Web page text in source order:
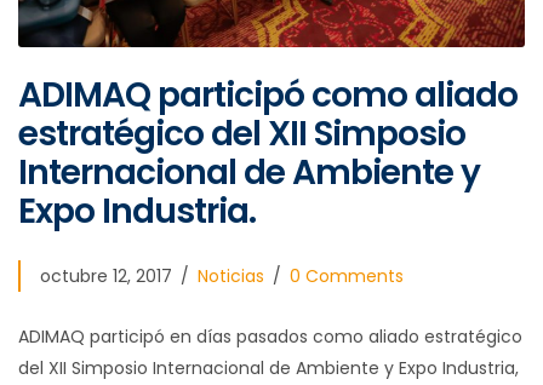
ADIMAQ participó como aliado
estratégico del XII Simposio
Internacional de Ambiente y
Expo Industria.
octubre 12, 2017 Noticias 0 Comments
ADIMAQ participó en días pasados como aliado estratégico
del XII Simposio Internacional de Ambiente y Expo Industria,